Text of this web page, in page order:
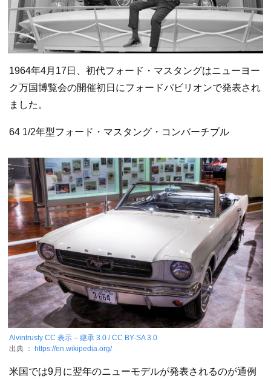
1964年4月17日、初代フォード・マスタングはニューヨー
ク万国博覧会の開催初日にフォードパビリオンで発表され
ました。
64 1/2年型フォード・マスタング・コンバーチブル
Alvintrusty CC 表示 – 継承 3.0 / CC BY-SA 3.0
出典 ：
https://en.wikipedia.org/
米国では9月に翌年のニューモデルが発表されるのが通例